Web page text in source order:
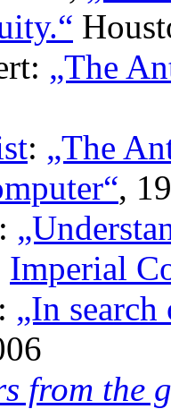
„The
: „The
,
Imperial
„In
from the